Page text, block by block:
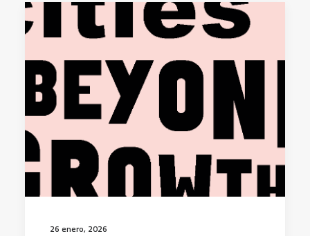
26 enero, 2026